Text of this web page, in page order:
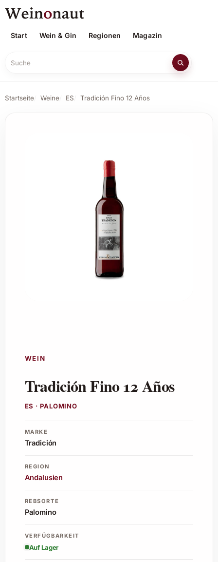
Start Wein & Gin Regionen Magazin
Suche
Startseite Weine ES Tradición Fino 12 Años
WEIN
Tradición Fino 12 Años
ES · PALOMINO
MARKE
Tradición
REGION
Andalusien
REBSORTE
Palomino
VERFÜGBARKEIT
Auf Lager